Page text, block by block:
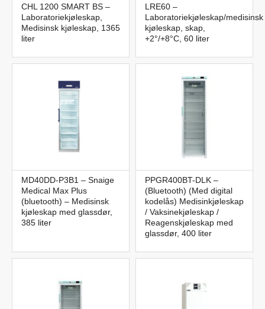
CHL 1200 SMART BS –
Laboratoriekjøleskap,
Medisinsk kjøleskap, 1365
liter
LRE60 –
Laboratoriekjøleskap/medisinsk
kjøleskap, skap,
+2°/+8°C, 60 liter
MD40DD-P3B1 – Snaige
Medical Max Plus
(bluetooth) – Medisinsk
kjøleskap med glassdør,
385 liter
PPGR400BT-DLK –
(Bluetooth) (Med digital
kodelås) Medisinkjøleskap
/ Vaksinekjøleskap /
Reagenskjøleskap med
glassdør, 400 liter